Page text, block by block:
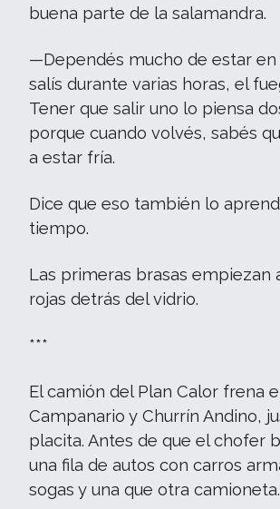
buena parte de la salamandra.
—Dependés mucho de estar en
salís durante varias horas, el
Tener que salir uno lo piensa
porque cuando volvés, sabés
a estar fría.
Dice que eso también lo
tiempo.
Las primeras brasas empiezan
rojas detrás del vidrio.
***
El camión del Plan Calor frena
Campanario y Churrín Andino,
placita. Antes de que el chofer
una fila de autos con carros
sogas y una que otra camioneta.